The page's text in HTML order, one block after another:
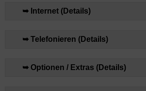
➥ Internet (Details)
➥ Telefonieren (Details)
➥ Optionen / Extras (Details)